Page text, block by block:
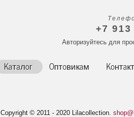
Каталог Оптовикам
+7 913
Авторизуйтесь для
Copyright © 2011 - 2020 Lilacollection.